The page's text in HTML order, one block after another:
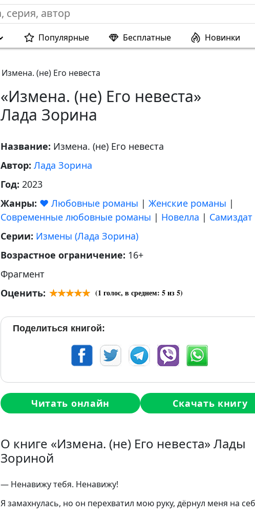
Популярные Бесплатные Новинки
Измена. (не) Его невеста
«Измена. (не) Его невеста»
Лада Зорина
Название: Измена. (не) Его невеста
Автор: Лада Зорина
Год: 2023
Жанры: ❤️ Любовные романы | Женские романы |
Современные любовные романы | Новелла | Самиздат
Серии: Измены (Лада Зорина)
Возрастное ограничение: 16+
Фрагмент
Оценить:
(1 голос, в среднем: 5из 5)
Поделиться книгой:
Читать онлайн Скачать книгу
О книге «Измена. (не) Его невеста» Лады
Зориной
— Ненавижу тебя. Ненавижу!
Я замахнулась, но он перехватил мою руку, дёрнул меня на